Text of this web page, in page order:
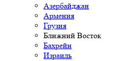
Азербайджан
Армения
Грузия
Ближний Восток
Бахрейн
Израиль